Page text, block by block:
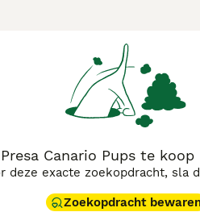
mannetjes wegen
Ze hebben regelmatige
of wil je meer
iedereen geschikt is
een gerenommeerdeFokker
Canario Pups te
exacte zoekopdracht, sla
Zoekopdracht